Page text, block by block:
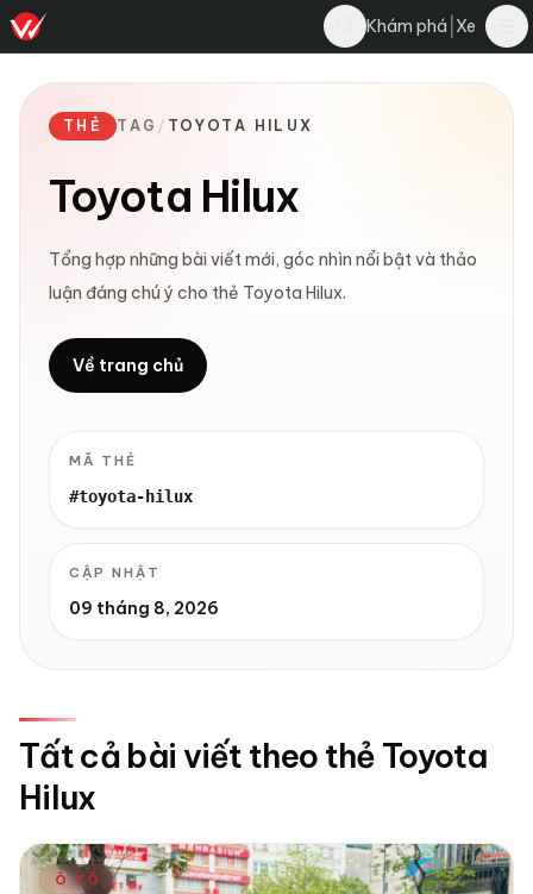
Khám phá Xe
THẺ TAG / TOYOTA HILUX
Toyota Hilux
Tổng hợp những bài viết mới, góc nhìn nổi bật và thảo
luận đáng chú ý cho thẻ Toyota Hilux.
Về trang chủ
MÃ THẺ
#toyota-hilux
CẬP NHẬT
09 tháng 8, 2026
Tất cả bài viết theo thẻ Toyota
Hilux
Ô TÔ